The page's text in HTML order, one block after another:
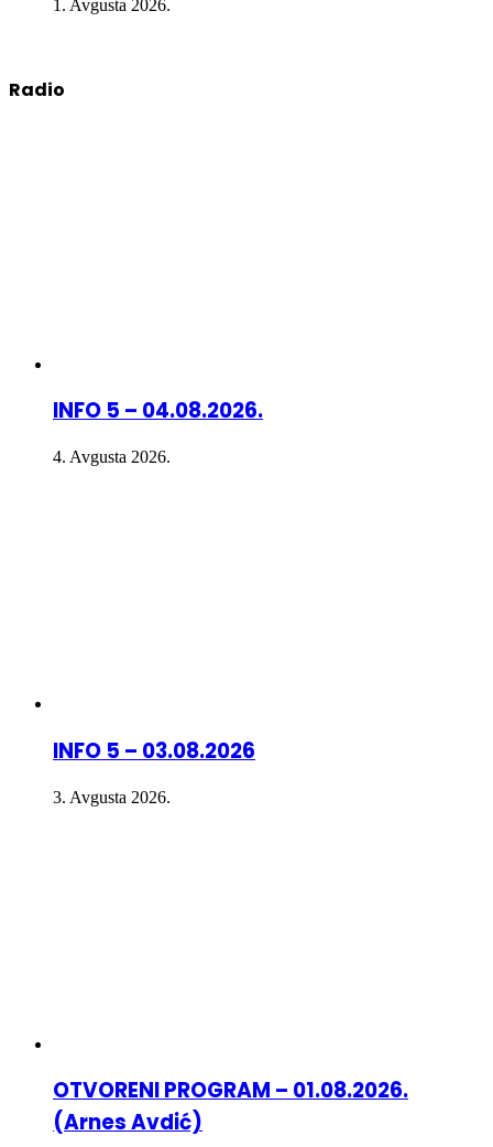
1. Avgusta 2026.
Radio
INFO 5 – 04.08.2026.
4. Avgusta 2026.
INFO 5 – 03.08.2026
3. Avgusta 2026.
OTVORENI PROGRAM – 01.08.2026.
(Arnes Avdić)